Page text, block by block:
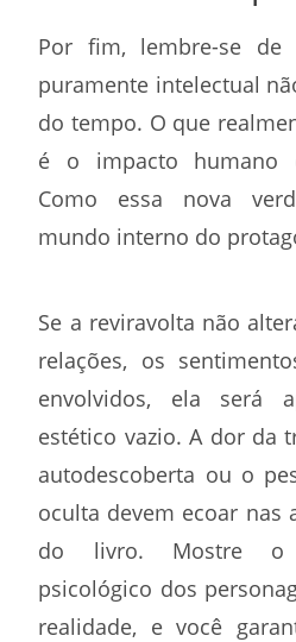
Por fim, lembre-se
puramente intelectual
do tempo. O que
é o impacto humano
Como essa nova
mundo interno do
Se a reviravolta não
relações, os
envolvidos, ela será
estético vazio. A dor da
autodescoberta ou o
oculta devem ecoar nas
do livro. Mostre o
psicológico dos
realidade, e você